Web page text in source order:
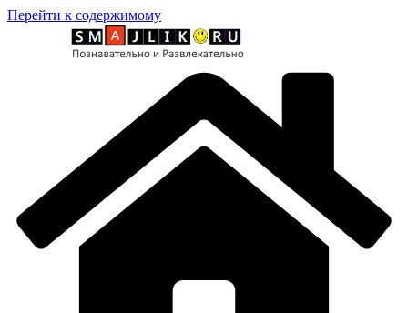
Перейти к содержимому